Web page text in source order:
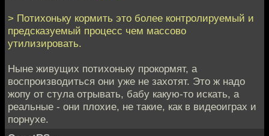
> Потихоньку кормить это более контролируемый и
предсказуемый процесс чем массово
утилизировать.
Ныне живущих потихоньку прокормят, а
воспроизводиться они уже не захотят. Это ж надо
жопу от стула отрывать, бабу какую-то искать, а
реальные - они плохие, не такие, как в видеоиграх и
порнухе.